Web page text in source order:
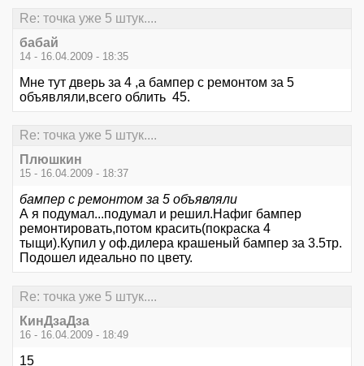
Re: точка уже 5 штук....
бабай
14 - 16.04.2009 - 18:35
Мне тут дверь за 4 ,а бампер с ремонтом за 5
объявляли,всего облить 45.
Re: точка уже 5 штук....
Плюшкин
15 - 16.04.2009 - 18:37
бампер с ремонтом за 5 объявляли
А я подумал...подумал и решил.Нафиг бампер
ремонтировать,потом красить(покраска 4
тыщи).Купил у оф.дилера крашеный бампер за 3.5тр.
Подошел идеально по цвету.
Re: точка уже 5 штук....
КинДзаДза
16 - 16.04.2009 - 18:49
15